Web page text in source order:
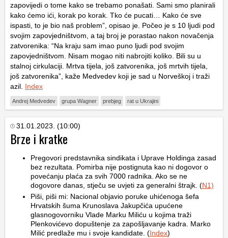
zapovijedi o tome kako se trebamo ponašati. Sami smo planirali
kako ćemo ići, korak po korak. Tko će pucati… Kako će sve
ispasti, to je bio naš problem”, opisao je. Počeo je s 10 ljudi pod
svojim zapovjedništvom, a taj broj je porastao nakon novačenja
zatvorenika: “Na kraju sam imao puno ljudi pod svojim
zapovjedništvom. Nisam mogao niti nabrojiti koliko. Bili su u
stalnoj cirkulaciji. Mrtva tijela, još zatvorenika, još mrtvih tijela,
još zatvorenika”, kaže Medvedev koji je sad u Norveškoj i traži
azil. Index
Andrej Medvedev grupa Wagner prebjeg rat u Ukrajini
31.01.2023. (10:00)
Brze i kratke
Pregovori predstavnika sindikata i Uprave Holdinga zasad
bez rezultata. Pomirba nije postignuta kao ni dogovor o
povećanju plaća za svih 7000 radnika. Ako se ne
dogovore danas, stječu se uvjeti za generalni štrajk. (N1)
Piši, piši mi: Nacional objavio poruke uhićenoga šefa
Hrvatskih šuma Krunoslava Jakupčića upućene
glasnogovorniku Vlade Marku Miliću u kojima traži
Plenkovićevo dopuštenje za zapošljavanje kadra. Marko
Milić predlaže mu i svoje kandidate. (Index)